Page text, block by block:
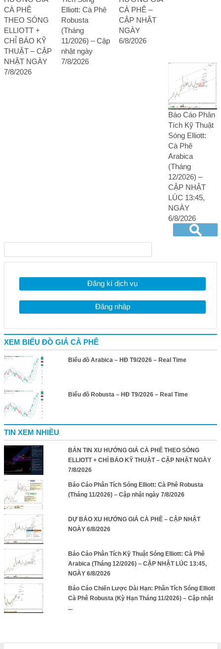
CÀ PHÊ
THEO SÓNG
ELLIOTT +
CHỈ BÁO KỸ
THUẬT – CẬP
NHẬT NGÀY
7/8/2026
Elliott: Cà Phê
Robusta
(Tháng
11/2026) – Cập
nhật ngày
7/8/2026
CÀ PHÊ –
CẬP NHẬT
NGÀY
6/8/2026
Báo Cáo Phân
Tích Kỹ Thuật
Sóng Elliott:
Cà Phê
Arabica
(Tháng
12/2026) –
CẬP NHẬT
LÚC 13:45,
NGÀY
6/8/2026
Đăng kí dịch vụ
Đăng nhập
XEM BIỂU ĐỒ GIÁ CÀ PHÊ
Biểu đồ Arabica – HĐ T9/2026 – Real Time
Biểu đồ Robusta – HĐ T9/2026 – Real Time
TIN XEM NHIỀU
BẢN TIN XU HƯỚNG GIÁ CÀ PHÊ THEO SÓNG
ELLIOTT + CHỈ BÁO KỸ THUẬT – CẬP NHẬT NGÀY
7/8/2026
Báo Cáo Phân Tích Sóng Elliott: Cà Phê Robusta
(Tháng 11/2026) – Cập nhật ngày 7/8/2026
DỰ BÁO XU HƯỚNG GIÁ CÀ PHÊ – CẬP NHẬT
NGÀY 6/8/2026
Báo Cáo Phân Tích Kỹ Thuật Sóng Elliott: Cà Phê
Arabica (Tháng 12/2026) – CẬP NHẬT LÚC 13:45,
NGÀY 6/8/2026
Báo Cáo Chiến Lược Dài Hạn: Phân Tích Sóng Elliott
Cà Phê Robusta (Kỳ Hạn Tháng 11/2026) – Cập nhật
...